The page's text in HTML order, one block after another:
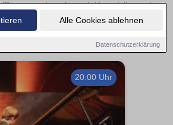
Alle Cookies ablehnen
Datenschutzerklärung
oder aufregende Veranstaltungen in
– hier finden alles im Überblick und Tickets.
20:00 Uhr